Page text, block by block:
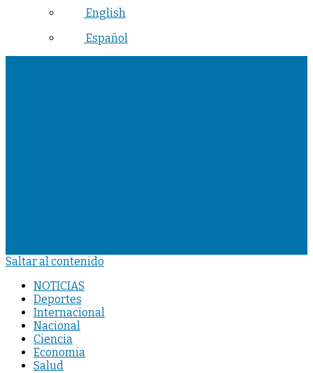
English
Español
Saltar al contenido
NOTICIAS
Deportes
Internacional
Nacional
Ciencia
Economia
Salud